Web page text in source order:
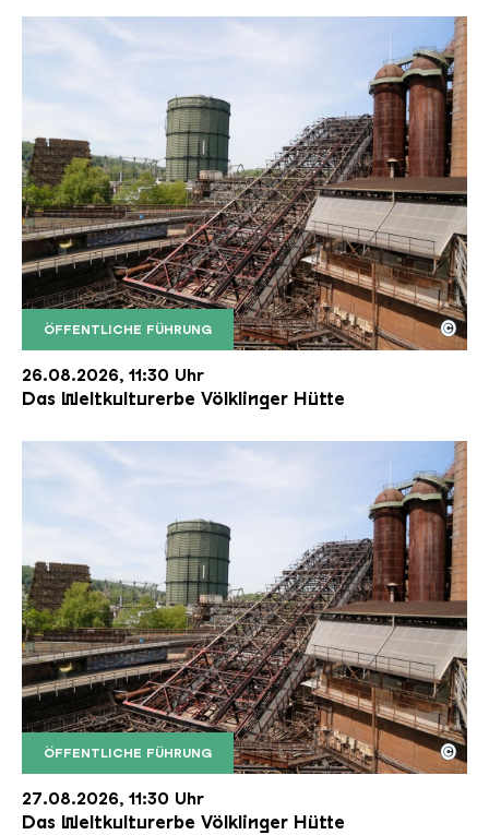
ÖFFENTLICHE FÜHRUNG
Der Erzschrägaufzug der Völklinger Hütte mit
Copyright: Weltkulturerbe Völklinger Hütte | Karl
©
26.08.2026, 11:30 Uhr
Das Weltkulturerbe Völklinger Hütte
ÖFFENTLICHE FÜHRUNG
Der Erzschrägaufzug der Völklinger Hütte mit
Copyright: Weltkulturerbe Völklinger Hütte | Karl
©
27.08.2026, 11:30 Uhr
Das Weltkulturerbe Völklinger Hütte